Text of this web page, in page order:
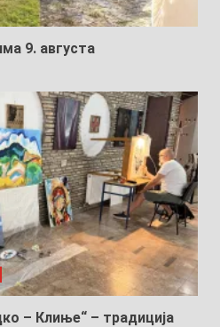
9. августа
– Клиње“ – традиција